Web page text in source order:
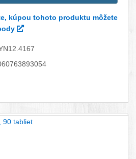
kúpou tohoto produktu môžete